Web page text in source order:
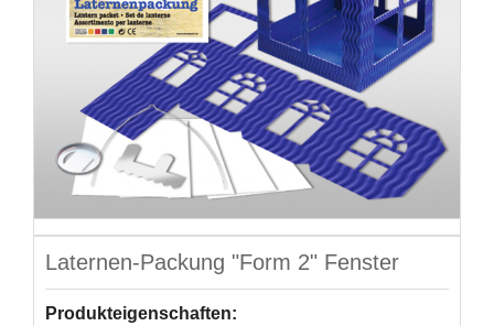
Laternen-Packung "Form 2" Fenster
Produkteigenschaften: